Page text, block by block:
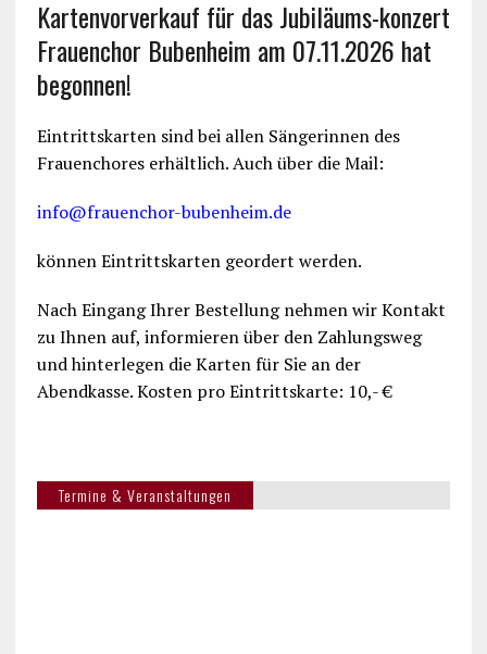
Kartenvorverkauf für das Jubiläums-konzert
Frauenchor Bubenheim am 07.11.2026 hat
begonnen!
Eintrittskarten sind bei allen Sängerinnen des
Frauenchores erhältlich. Auch über die Mail:
info@frauenchor-bubenheim.de
können Eintrittskarten geordert werden.
Nach Eingang Ihrer Bestellung nehmen wir Kontakt
zu Ihnen auf, informieren über den Zahlungsweg
und hinterlegen die Karten für Sie an der
Abendkasse. Kosten pro Eintrittskarte: 10,- €
Termine & Veranstaltungen